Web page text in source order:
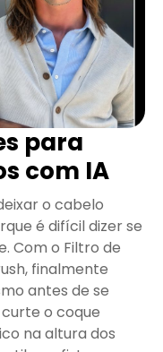
para
com IA
o cabelo
é difícil dizer se
Com o Filtro de
finalmente
antes de se
o coque
na altura dos